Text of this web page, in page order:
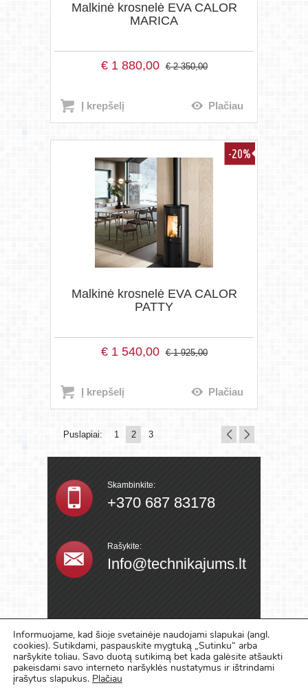
Malkinė krosnelė EVA CALOR
MARICA
€1 880,00 €2 350,00
Į krepšelį Plačiau
-20%
Malkinė krosnelė EVA CALOR
PATTY
€1 540,00 €1 925,00
Į krepšelį Plačiau
Puslapiai: 1 2 3
Skambinkite:
+370 687 83178
Rašykite:
Info@technikajums.lt
Rekvizitai
Įm. kodas.:135563486
PVM kodas: LT355634811
AB Šiaulių bankas Kauno filialas
Informuojame, kad šioje svetainėje naudojami slapukai (angl.
cookies). Sutikdami, paspauskite mygtuką „Sutinku“ arba
naršykite toliau. Savo duotą sutikimą bet kada galėsite atšaukti
pakeisdami savo interneto naršyklės nustatymus ir ištrindami
įrašytus slapukus. Plačiau